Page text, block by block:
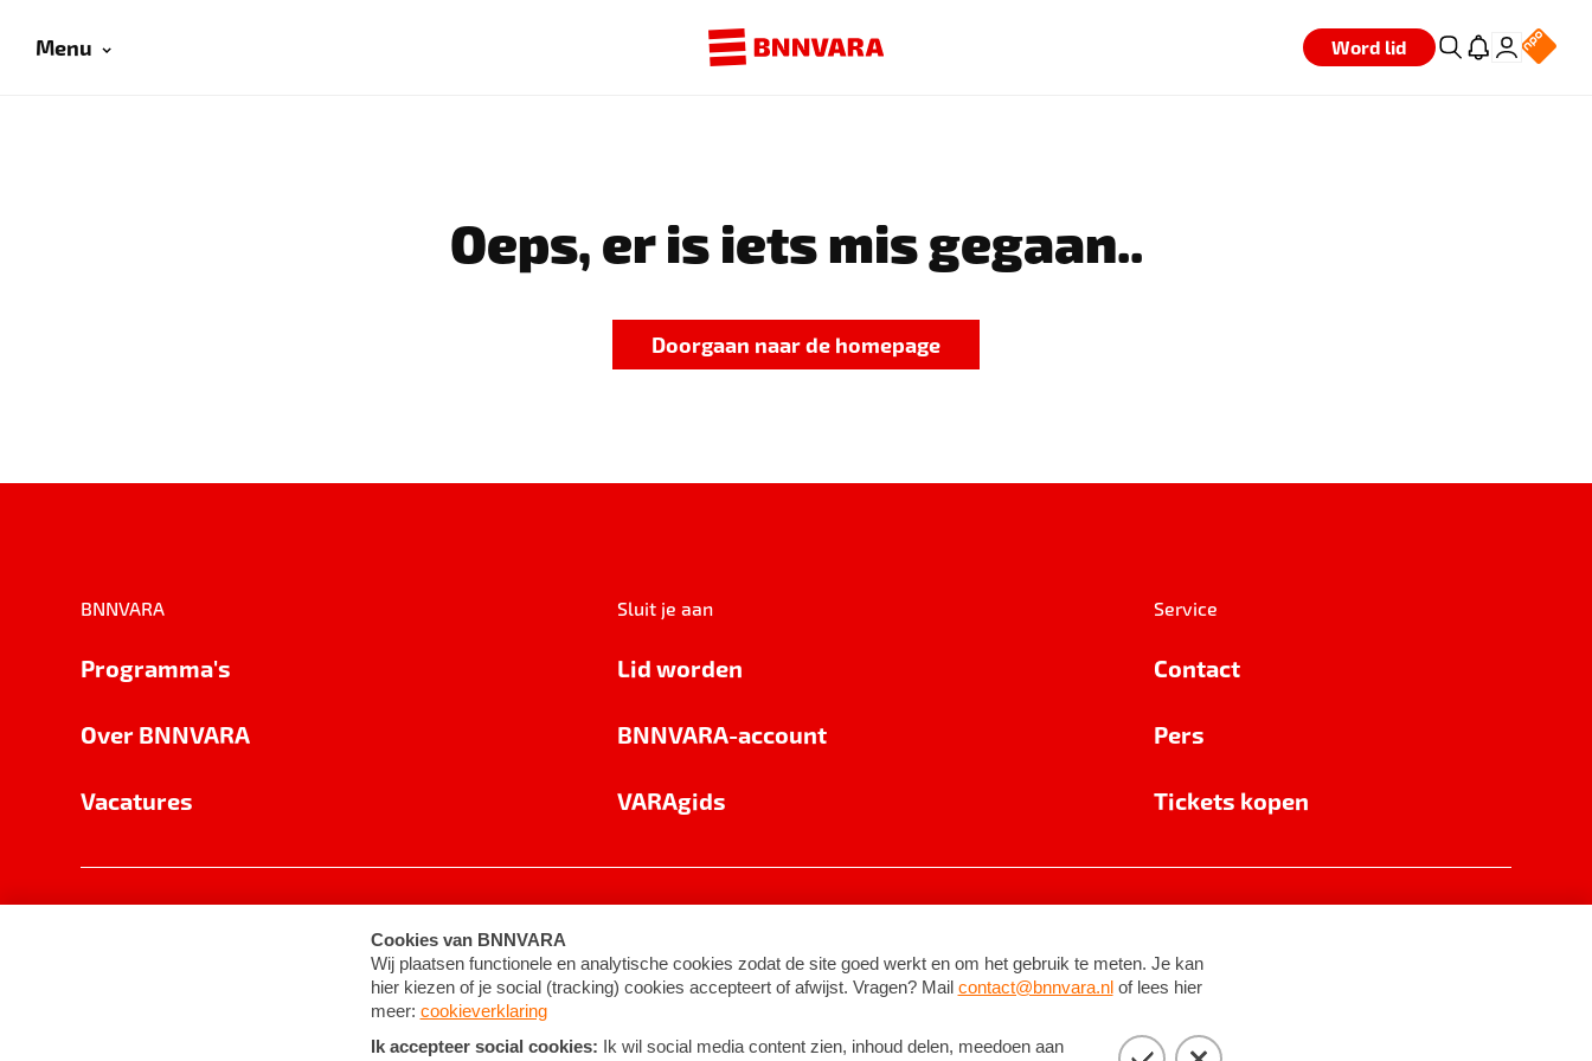
Menu Word lid
Oeps, er is iets mis gegaan..
Doorgaan naar de homepage
BNNVARA
Programma's
Over BNNVARA
Vacatures
Sluit je aan
Lid worden
BNNVARA-account
VARAgids
Service
Contact
Pers
Tickets kopen
Cookie-instellingen Algemene voorwaarden ©2026BNNVARA